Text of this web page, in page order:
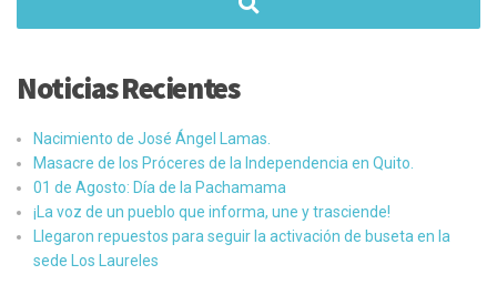
Noticias Recientes
Nacimiento de José Ángel Lamas.
Masacre de los Próceres de la Independencia en Quito.
01 de Agosto: Día de la Pachamama
¡La voz de un pueblo que informa, une y trasciende!
Llegaron repuestos para seguir la activación de buseta en la
sede Los Laureles